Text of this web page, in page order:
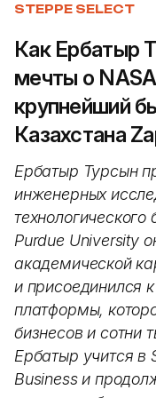
STEPPE SELECT
Как Ербатыр
мечты о
крупнейший
Казахстана
Ербатыр Турсын
инженерных
Purdue University
академической
и присоединился
платформы,
бизнесов и сотни
Ербатыр учится в
Business и